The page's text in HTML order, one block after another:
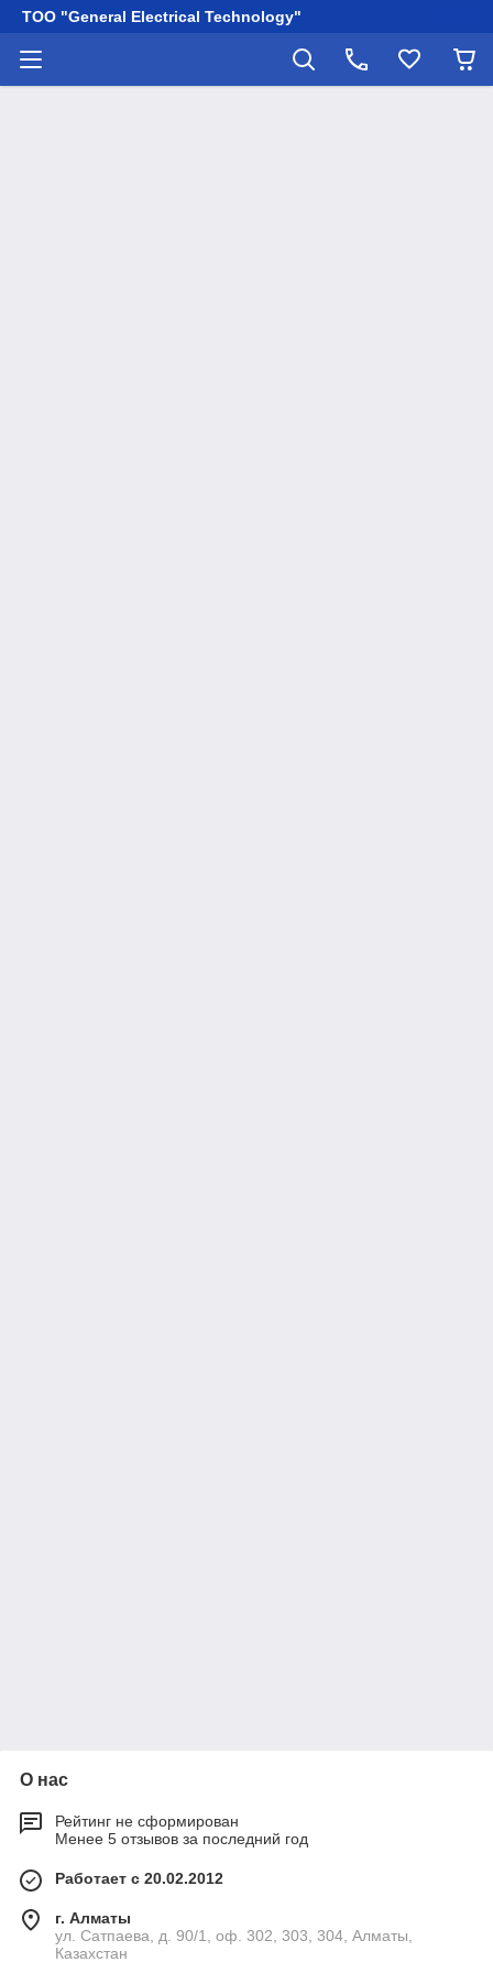
ТОО "General Electrical Technology"
О нас
Рейтинг не сформирован
Менее 5 отзывов за последний год
Работает с 20.02.2012
г. Алматы
ул. Сатпаева, д. 90/1, оф. 302, 303, 304, Алматы,
Казахстан